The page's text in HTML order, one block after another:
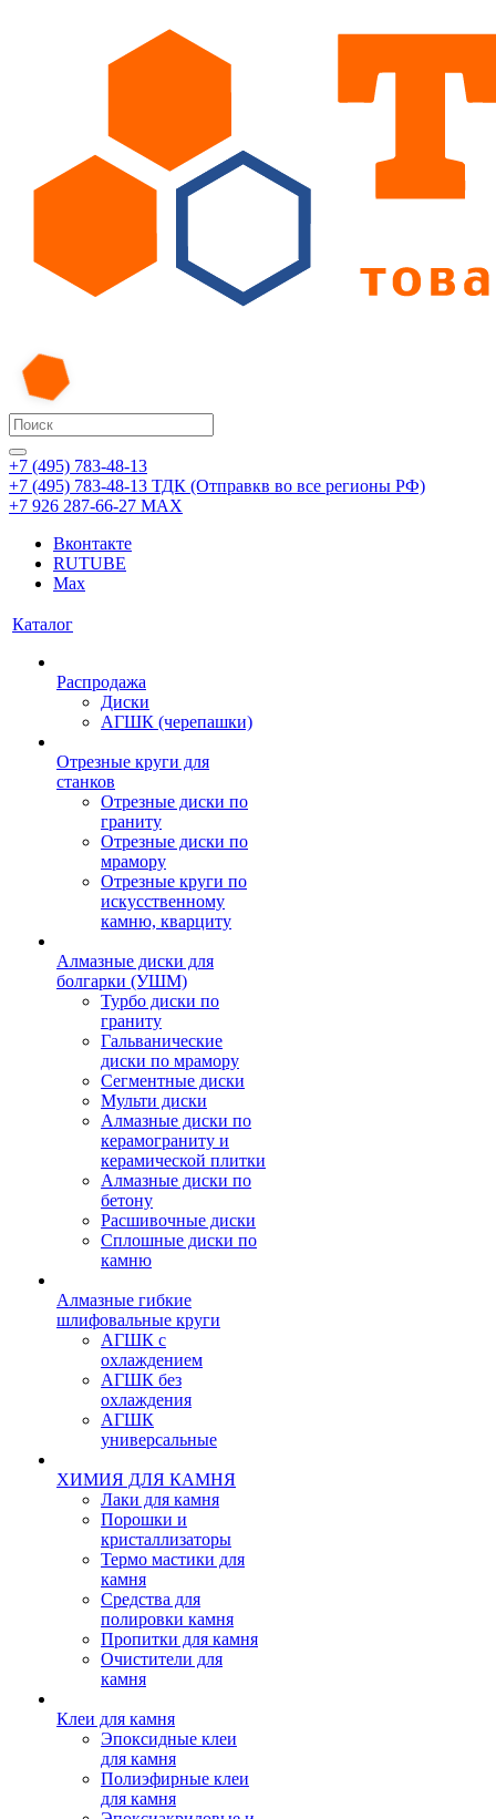
+7 (495) 783-48-13
+7 (495) 783-48-13 ТДК (Отправкв во все регионы РФ)
+7 926 287-66-27 МАХ
Вконтакте
RUTUBE
Max
Каталог
Распродажа
Диски
АГШК (черепашки)
Отрезные круги для
станков
Отрезные диски по
граниту
Отрезные диски по
мрамору
Отрезные круги по
искусственному
камню, кварциту
Алмазные диски для
болгарки (УШМ)
Турбо диски по
граниту
Гальванические
диски по мрамору
Сегментные диски
Мульти диски
Алмазные диски по
керамограниту и
керамической плитки
Алмазные диски по
бетону
Расшивочные диски
Сплошные диски по
камню
Алмазные гибкие
шлифовальные круги
АГШК с
охлаждением
АГШК без
охлаждения
АГШК
универсальные
ХИМИЯ ДЛЯ КАМНЯ
Лаки для камня
Порошки и
кристаллизаторы
Термо мастики для
камня
Средства для
полировки камня
Пропитки для камня
Очистители для
камня
Клеи для камня
Эпоксидные клеи
для камня
Полиэфирные клеи
для камня